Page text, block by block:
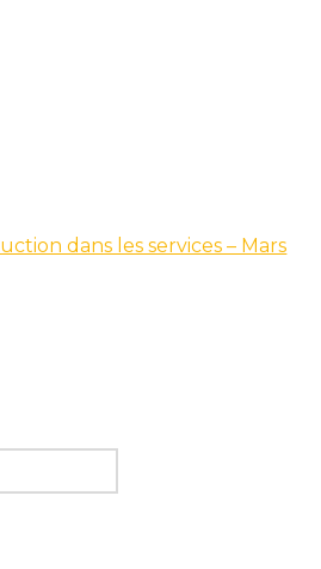
dans les services – Mars